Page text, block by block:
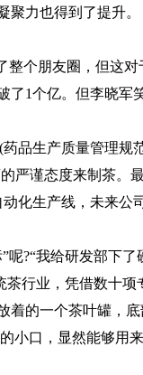
聚力也得到了提升。
个朋友圈，但这对
了1个亿。但李晓军
生产质量管理规
严谨态度来制茶。
化生产线，未来公
?“我给研发部下了
茶行业，凭借数十
着的一个茶叶罐，
小口，显然能够用